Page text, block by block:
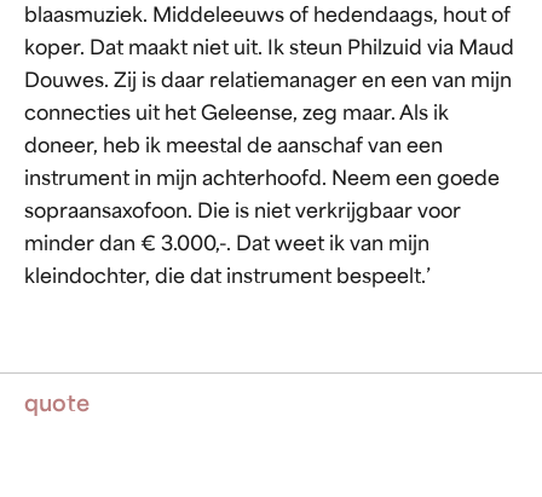
blaasmuziek. Middeleeuws of hedendaags, hout of
koper. Dat maakt niet uit. Ik steun Philzuid via Maud
Douwes. Zij is daar relatiemanager en een van mijn
connecties uit het Geleense, zeg maar. Als ik
doneer, heb ik meestal de aanschaf van een
instrument in mijn achterhoofd. Neem een goede
sopraansaxofoon. Die is niet verkrijgbaar voor
minder dan € 3.000,-. Dat weet ik van mijn
kleindochter, die dat instrument bespeelt.’
quote